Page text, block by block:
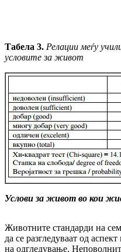
Табела 3. Релации меѓу
условите за живот
Услови за живот во кои
Животните стандарди на
да се разгледуваат од
на одгледување.